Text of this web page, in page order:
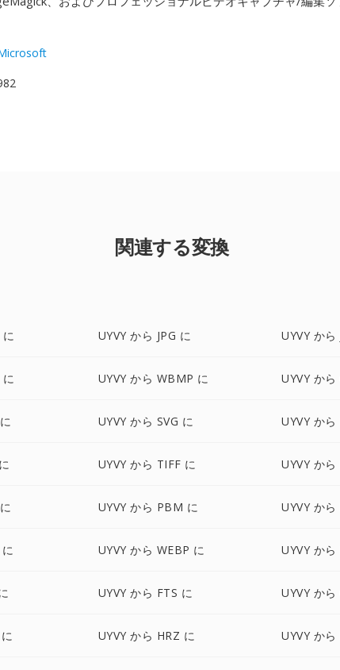
関連する変換
に UYVY から JPG に UYVY から
UYVY から WBMP に UYVY から
UYVY から SVG に UYVY か
UYVY から TIFF に UYVY か
UYVY から PBM に UYVY か
UYVY から WEBP に UYVY から
UYVY から FTS に UYVY か
UYVY から HRZ に UYVY か